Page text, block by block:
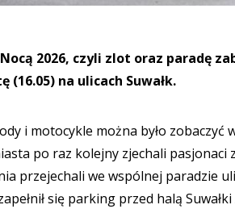
2026, czyli zlot oraz paradę
(16.05) na ulicach Suwałk.
i motocykle można było
po raz kolejny zjechali pasjonaci
przejechali we wspólnej paradzie
się parking przed halą